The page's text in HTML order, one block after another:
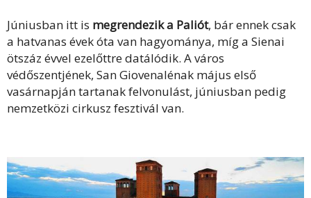
Júniusban itt is megrendezik a Paliót, bár ennek csak
a hatvanas évek óta van hagyománya, míg a Sienai
ötszáz évvel ezelőttre datálódik. A város
védőszentjének, San Giovenalénak május első
vasárnapján tartanak felvonulást, júniusban pedig
nemzetközi cirkusz fesztivál van.